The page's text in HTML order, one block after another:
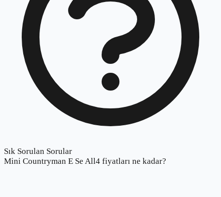
Sık Sorulan Sorular
Mini Countryman E Se All4 fiyatları ne kadar?